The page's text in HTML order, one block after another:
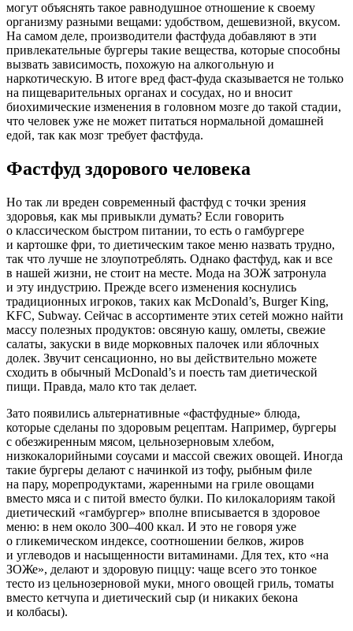
могут объяснять такое равнодушное отношение к своему
организму разными вещами: удобством, дешевизной, вкусом.
На самом деле, производители фастфуда добавляют в эти
привлекательные бургеры такие вещества, которые способны
вызвать зависимость, похожую на алкогольную и
наркотическую. В итоге вред фаст-фуда сказывается не только
на пищеварительных органах и сосудах, но и вносит
биохимические изменения в головном мозге до такой стадии,
что человек уже не может питаться нормальной домашней
едой, так как мозг требует фастфуда.
Фастфуд здорового человека
Но так ли вреден современный фастфуд с точки зрения
здоровья, как мы привыкли думать? Если говорить
о классическом быстром питании, то есть о гамбургере
и картошке фри, то диетическим такое меню назвать трудно,
так что лучше не злоупотреблять. Однако фастфуд, как и все
в нашей жизни, не стоит на месте. Мода на ЗОЖ затронула
и эту индустрию. Прежде всего изменения коснулись
традиционных игроков, таких как McDonald’s, Burger King,
KFC, Subway. Сейчас в ассортименте этих сетей можно найти
массу полезных продуктов: овсяную кашу, омлеты, свежие
салаты, закуски в виде морковных палочек или яблочных
долек. Звучит сенсационно, но вы действительно можете
сходить в обычный McDonald’s и поесть там диетической
пищи. Правда, мало кто так делает.
Зато появились альтернативные «фастфудные» блюда,
которые сделаны по здоровым рецептам. Например, бургеры
с обезжиренным мясом, цельнозерновым хлебом,
низкокалорийными соусами и массой свежих овощей. Иногда
такие бургеры делают с начинкой из тофу, рыбным филе
на пару, морепродуктами, жаренными на гриле овощами
вместо мяса и с питой вместо булки. По килокалориям такой
диетический «гамбургер» вполне вписывается в здоровое
меню: в нем около 300–400 ккал. И это не говоря уже
о гликемическом индексе, соотношении белков, жиров
и углеводов и насыщенности витаминами. Для тех, кто «на
ЗОЖе», делают и здоровую пиццу: чаще всего это тонкое
тесто из цельнозерновой муки, много овощей гриль, томаты
вместо кетчупа и диетический сыр (и никаких бекона
и колбасы).